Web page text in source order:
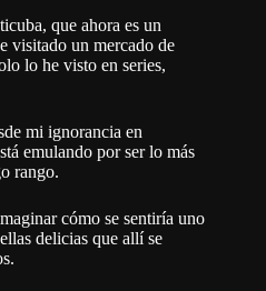
que ahora es un
visitado un mercado de
lo he visto en series,
mi ignorancia en
emulando por ser lo más
rango.
cómo se sentiría uno
delicias que allí se